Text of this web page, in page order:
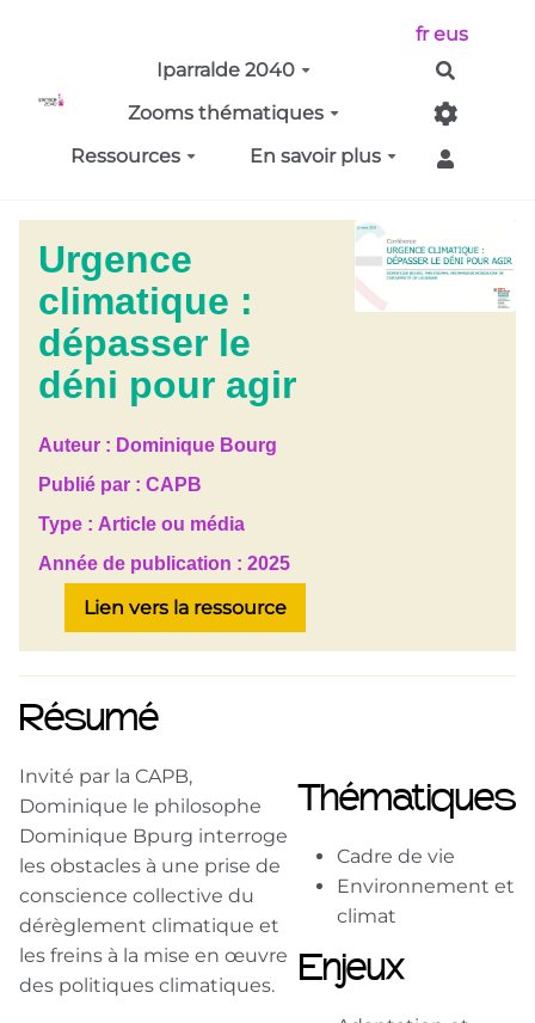
Iparralde 2040
Zooms thématiques
Ressources
En savoir plus
fr eus
Urgence
climatique :
dépasser le
déni pour agir
Auteur : Dominique Bourg
Publié par : CAPB
Type : Article ou média
Année de publication : 2025
Lien vers la ressource
Résumé
Invité par la CAPB,
Dominique le philosophe
Dominique Bpurg interroge
les obstacles à une prise de
conscience collective du
dérèglement climatique et
les freins à la mise en œuvre
des politiques climatiques.
Thématiques
Cadre de vie
Environnement et
climat
Enjeux